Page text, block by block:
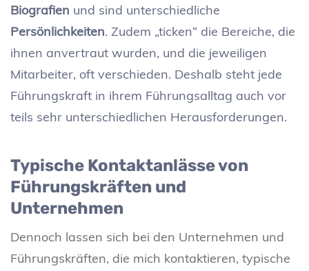
Biografien und sind unterschiedliche
Persönlichkeiten. Zudem „ticken“ die Bereiche, die
ihnen anvertraut wurden, und die jeweiligen
Mitarbeiter, oft verschieden. Deshalb steht jede
Führungskraft in ihrem Führungsalltag auch vor
teils sehr unterschiedlichen Herausforderungen.
Typische Kontaktanlässe von
Führungskräften und
Unternehmen
Dennoch lassen sich bei den Unternehmen und
Führungskräften, die mich kontaktieren, typische